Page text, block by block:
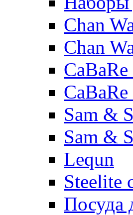
Chan
Chan
Sam &
Sam &
Lequn
Steelite
Посуда